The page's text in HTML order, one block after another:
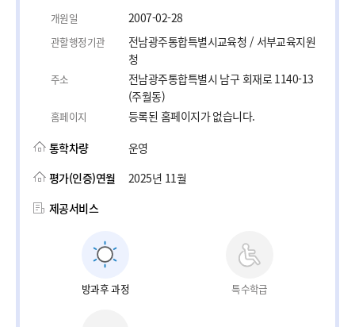
개원일 2007-02-28
관할행정기관
전남광주통합특별시교육청 / 서부교육지원
청
주소
전남광주통합특별시 남구 회재로 1140-13
(주월동)
홈페이지
등록된 홈페이지가 없습니다.
통학차량
운영
평가(인증)연월
2025년 11월
제공서비스
방과후 과정 특수학급